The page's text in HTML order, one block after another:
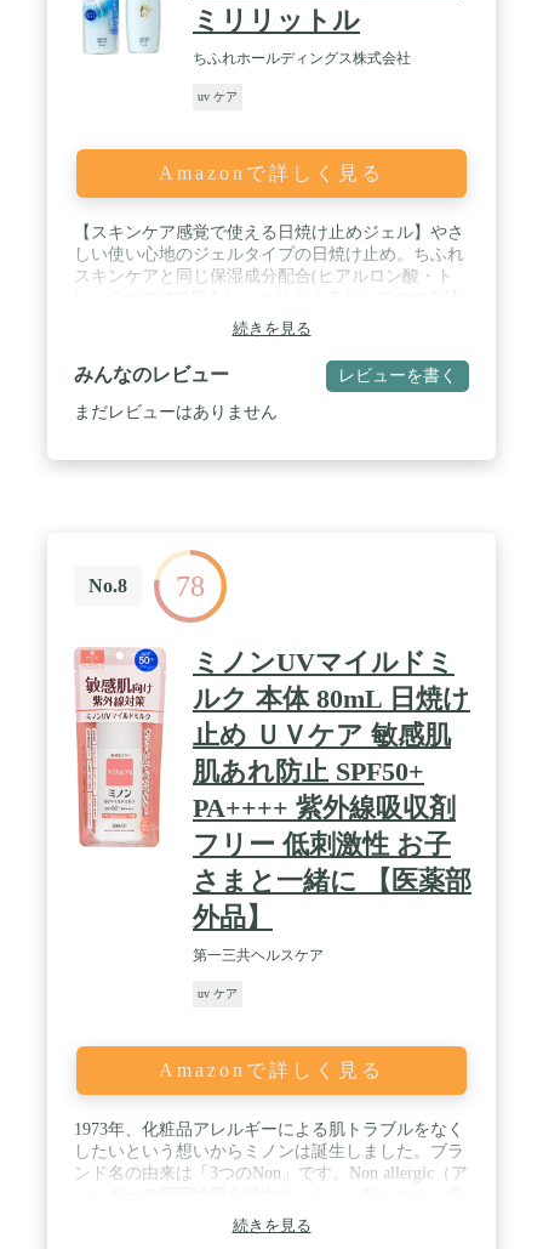
ミリリットル
ちふれホールディングス株式会社
uv ケア
Amazonで詳しく見る
【スキンケア感覚で使える日焼け止めジェル】やさ
しい使い心地のジェルタイプの日焼け止め。ちふれ
スキンケアと同じ保湿成分配合(ヒアルロン酸・ト
み、紫外線や乾燥から守ります。伸びがいいミルキ
ージェルがするんと肌になじみ、つけたてでもベタ
つかないさらっとした使い心地です。<br>*全ての
スキンケアに配合しているわけではありません。 /
【化粧下地としても使える】顔・ボディ用(全身
続きを見る
みんなのレビュー レビューを書く
まだレビューはありません
No.8 78
ミノンUVマイルドミ
ルク 本体 80mL 日焼け
止め ＵＶケア 敏感肌
肌あれ防止 SPF50+
PA++++ 紫外線吸収剤
フリー 低刺激性 お子
さまと一緒に 【医薬部
外品】
第一三共ヘルスケア
uv ケア
Amazonで詳しく見る
1973年、化粧品アレルギーによる肌トラブルをなく
したいという想いからミノンは誕生しました。ブラ
ンド名の由来は「3つのNon」です。Non allergic（ア
刺激性／低毒性）、Non alkaline（弱酸性／アルカリ
性でない） 開発当時から目指している"3つのこだわ
続きを見る